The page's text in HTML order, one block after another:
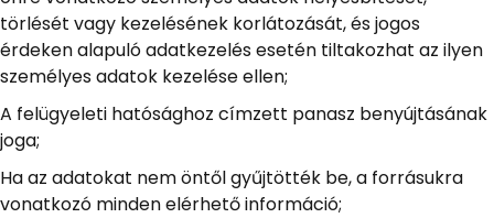
törlését vagy kezelésének korlátozását, és jogos
érdeken alapuló adatkezelés esetén tiltakozhat az ilyen
személyes adatok kezelése ellen;
A felügyeleti hatósághoz címzett panasz benyújtásának
joga;
Ha az adatokat nem öntől gyűjtötték be, a forrásukra
vonatkozó minden elérhető információ;